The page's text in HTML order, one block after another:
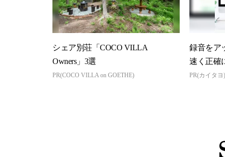
シェア別荘「COCO VILLA
Owners」3選
PR(COCO VILLA on GOETHE)
録音をア
速く正確
PR(カイタヨ)